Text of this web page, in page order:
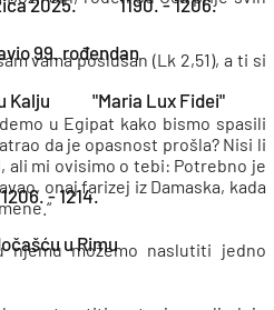
99. rođendan
Kalju "Maria Lux Fidei"
1206. - 1214.
u Rimu
vama poslušan (Lk 2,51), a ti si
u Egipat kako bismo spasili
da je opasnost prošla? Nisi li
ali mi ovisimo o tebi: Potrebno je
onaj farizej iz Damaska, kada
možemo naslutiti jedno